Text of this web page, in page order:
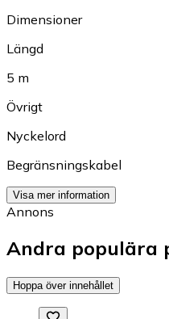
Dimensioner
Längd
5 m
Övrigt
Nyckelord
Begränsningskabel
Visa mer information
Annons
Andra populära
Hoppa över innehållet